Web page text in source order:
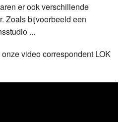
er ook verschillende
Zoals bijvoorbeeld een
...
video correspondent LOK